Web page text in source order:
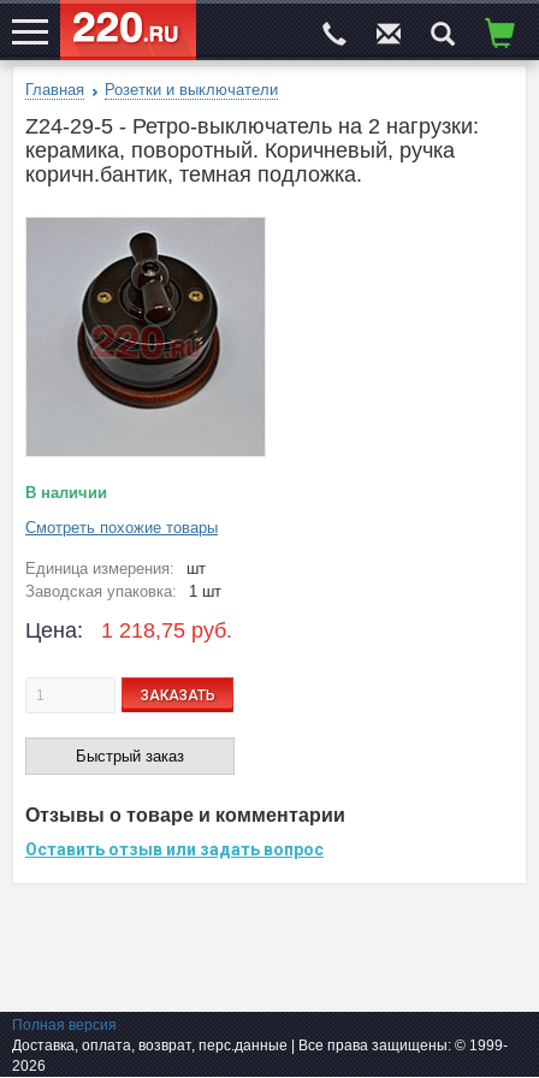
ЭЛЕКТРОСАЙТ№1
Главная Розетки и выключатели
Z24-29-5 - Ретро-выключатель на 2 нагрузки:
керамика, поворотный. Коричневый, ручка
коричн.бантик, темная подложка.
В наличии
Смотреть похожие товары
Единица измерения:
шт
Заводская упаковка:
1 шт
Цена: 1 218,75 руб.
ЗАКАЗАТЬ
Быстрый заказ
Отзывы о товаре и комментарии
Оставить отзыв или задать вопрос
Полная версия
Доставка, оплата, возврат, перс.данные | Все права защищены: © 1999-
2026